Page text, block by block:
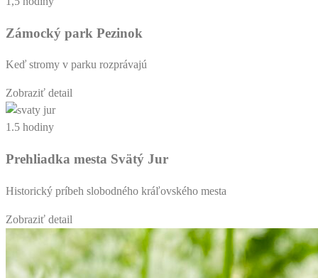
Zámocký park Pezinok
Keď stromy v parku rozprávajú
Zobraziť detail
1.5 hodiny
Prehliadka mesta Svätý Jur
Historický príbeh slobodného kráľovského mesta
Zobraziť detail